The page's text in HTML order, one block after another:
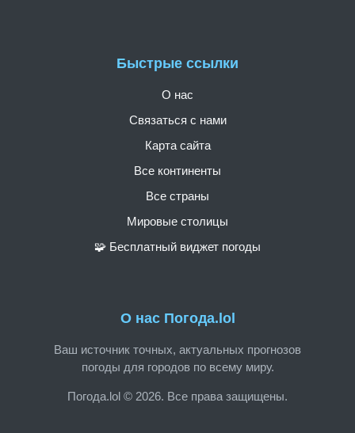
О нас Погода.lol
Ваш источник точных, актуальных прогнозов
погоды для городов по всему миру.
Погода.lol © 2026. Все права защищены.
Быстрые ссылки
О нас
Связаться с нами
Карта сайта
Все континенты
Все страны
Мировые столицы
🧩 Бесплатный виджет погоды